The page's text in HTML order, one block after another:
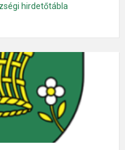
hirdetőtábla